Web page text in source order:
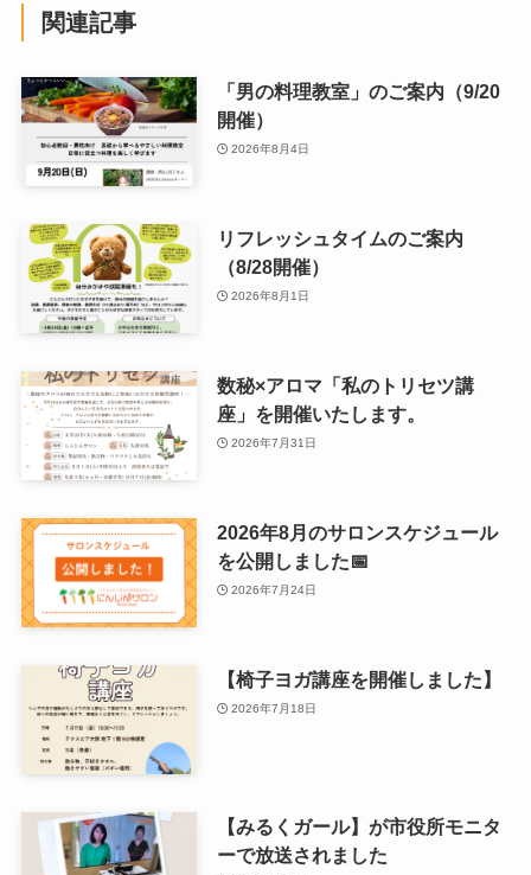
関連記事
「男の料理教室」のご案内（9/20
開催）
2026年8月4日
リフレッシュタイムのご案内
（8/28開催）
2026年8月1日
数秘×アロマ「私のトリセツ講
座」を開催いたします。
2026年7月31日
2026年8月のサロンスケジュール
を公開しました📅
2026年7月24日
【椅子ヨガ講座を開催しました】
2026年7月18日
【みるくガール】が市役所モニタ
ーで放送されました